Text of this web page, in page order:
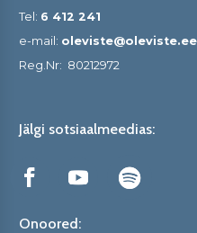
Tel: 6 412 241
e-mail: oleviste@oleviste.ee
Reg.Nr: 80212972
Jälgi sotsiaalmeedias:
Onoored: